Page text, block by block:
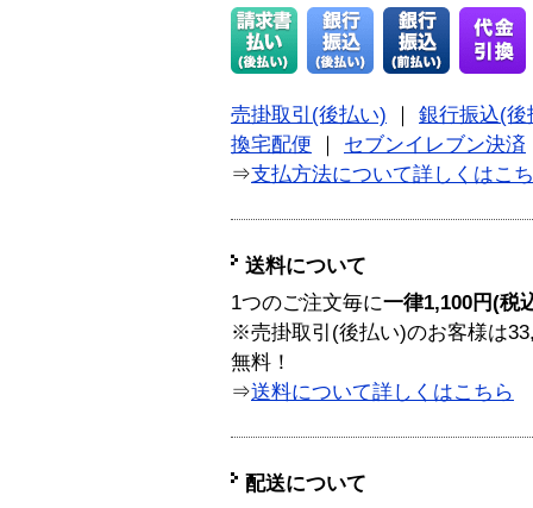
売掛取引(後払い)
銀行振込(後
換宅配便
セブンイレブン決済
⇒支払方法について詳しくはこ
送料について
1つのご注文毎に一律1,100円(税
※売掛取引(後払い)のお客様は
無料！
⇒送料について詳しくはこちら
配送について